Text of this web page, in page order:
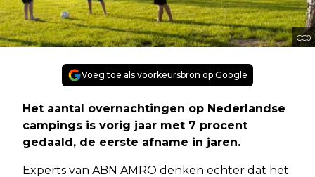
CC0
Voeg toe als voorkeursbron op Google
Het aantal overnachtingen op Nederlandse
campings is vorig jaar met 7 procent
gedaald, de eerste afname in jaren.
Experts van ABN AMRO denken echter dat het